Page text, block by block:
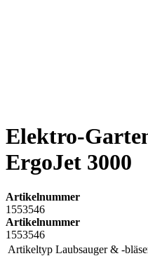
Elektro-
ErgoJet 3000
Artikelnummer
1553546
Artikelnummer
1553546
Artikeltyp Laubsauger & -